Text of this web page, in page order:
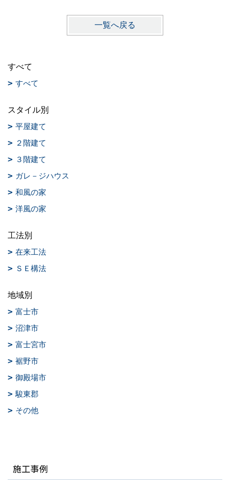
一覧へ戻る
すべて
すべて
スタイル別
平屋建て
２階建て
３階建て
ガレ－ジハウス
和風の家
洋風の家
工法別
在来工法
ＳＥ構法
地域別
富士市
沼津市
富士宮市
裾野市
御殿場市
駿東郡
その他
施工事例